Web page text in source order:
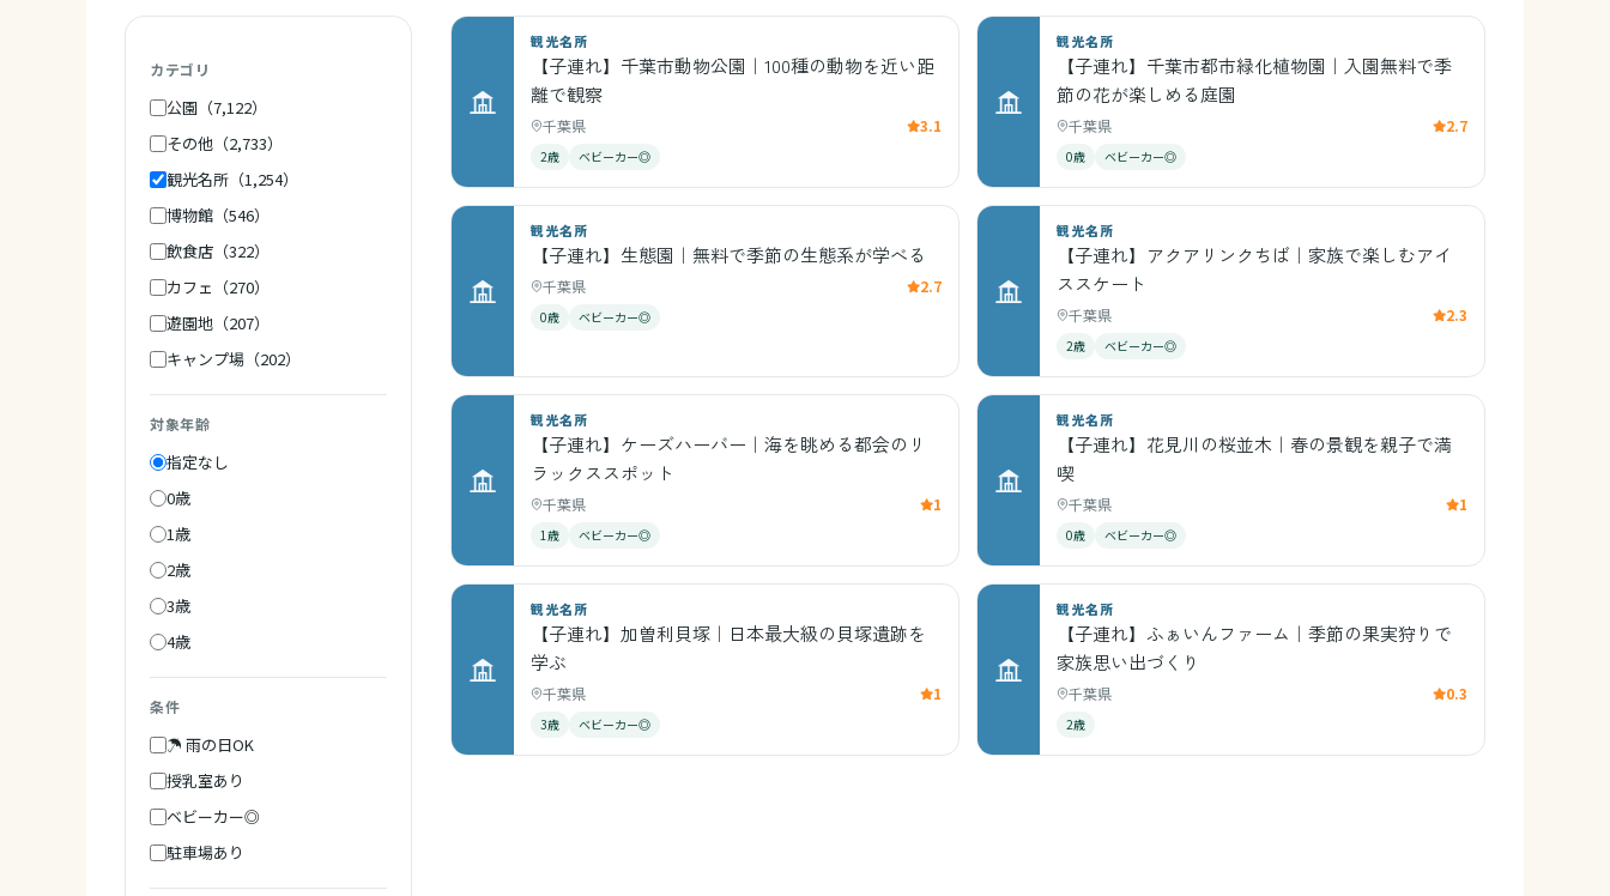
カテゴリ
公園（7,122）
その他（2,733）
観光名所（1,254）
博物館（546）
飲食店（322）
カフェ（270）
遊園地（207）
キャンプ場（202）
対象年齢
指定なし
0歳
1歳
2歳
3歳
4歳
条件
☂ 雨の日OK
授乳室あり
ベビーカー◎
駐車場あり
観光名所
【子連れ】千葉市動物公園｜100種の動物を近い距
離で観察
千葉県 3.1
2歳 ベビーカー◎
観光名所
【子連れ】千葉市都市緑化植物園｜入園無料で季
節の花が楽しめる庭園
千葉県 2.7
0歳 ベビーカー◎
観光名所
【子連れ】生態園｜無料で季節の生態系が学べる
千葉県 2.7
0歳 ベビーカー◎
観光名所
【子連れ】アクアリンクちば｜家族で楽しむアイ
ススケート
千葉県 2.3
2歳 ベビーカー◎
観光名所
【子連れ】ケーズハーバー｜海を眺める都会のリ
ラックススポット
千葉県 1
1歳 ベビーカー◎
観光名所
【子連れ】花見川の桜並木｜春の景観を親子で満
喫
千葉県 1
0歳 ベビーカー◎
観光名所
【子連れ】加曽利貝塚｜日本最大級の貝塚遺跡を
学ぶ
千葉県 1
3歳 ベビーカー◎
観光名所
【子連れ】ふぁいんファーム｜季節の果実狩りで
家族思い出づくり
千葉県 0.3
2歳